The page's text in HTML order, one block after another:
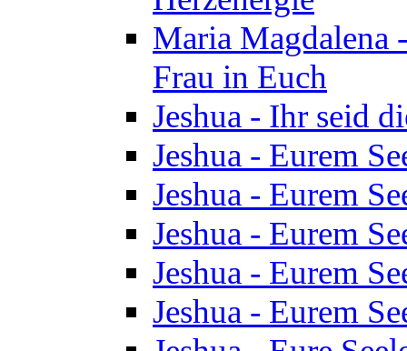
Maria Magdalena
Frau in Euch
Jeshua - Ihr seid
Jeshua - Eurem
Jeshua - Eurem
Jeshua - Eurem
Jeshua - Eurem
Jeshua - Eurem